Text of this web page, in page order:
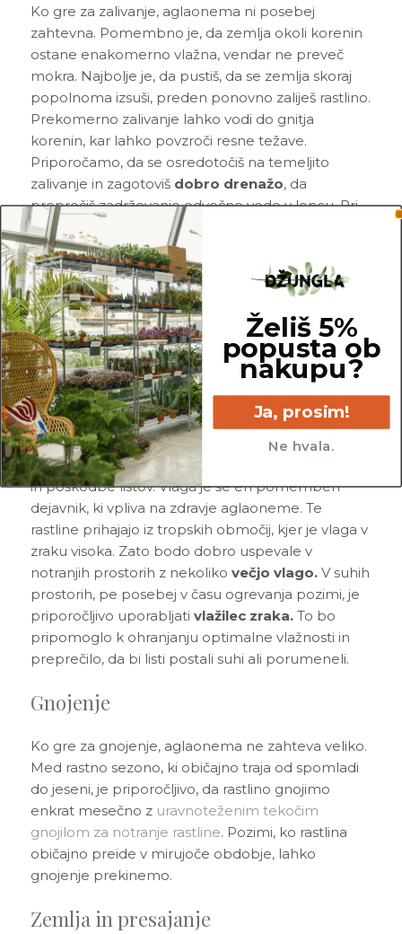
Ko gre za zalivanje, aglaonema ni posebej
zahtevna. Pomembno je, da zemlja okoli korenin
ostane enakomerno vlažna, vendar ne preveč
mokra. Najbolje je, da pustiš, da se zemlja skoraj
popolnoma izsuši, preden ponovno zaliješ rastlino.
Prekomerno zalivanje lahko vodi do gnitja
korenin, kar lahko povzroči resne težave.
Priporočamo, da se osredotočiš na temeljito
zalivanje in zagotoviš dobro drenažo, da
preprečiš zadrževanje odvečne vode v loncu.Pri
tem si lahko pomagaš s super pripomočkom
Sustee – merilcem vlažnosti zemlje
na suho zemljo ali shigrometrom, merilcem
vlažnosti.
Temperatura in vlaga
Temperatura je prav tako pomemben dejavnik pri
negi aglaoneme. Te rastline najbolje uspevajo pri
zmernih temperaturah, ki se gibljejo med18°C in
27°C.Izogibaj se izpostavljanju nizkim
temperaturam pod 10°C, saj lahko to povzroči šok
in poškodbe listov. Vlaga je še en pomemben
dejavnik, ki vpliva na zdravje aglaoneme. Te
rastline prihajajo iz tropskih območij, kjer je vlaga v
zraku visoka. Zato bodo dobro uspevale v
notranjih prostorih z nekoliko večjo vlago.V suhih
prostorih, pe posebej v času ogrevanja pozimi, je
priporočljivo uporabljati vlažilec zraka.To bo
pripomoglo k ohranjanju optimalne vlažnosti in
preprečilo, da bi listi postali suhi ali porumeneli.
Gnojenje
Ko gre za gnojenje, aglaonema ne zahteva veliko.
Med rastno sezono, ki običajno traja od spomladi
do jeseni, je priporočljivo, da rastlino gnojimo
enkrat mesečno z uravnoteženim tekočim
gnojilom za notranje rastline. Pozimi, ko rastlina
običajno preide v mirujoče obdobje, lahko
gnojenje prekinemo.
Zemlja in presajanje
Želiš 5%
popusta ob
nakupu?
Ja, prosim!
Ne hvala.